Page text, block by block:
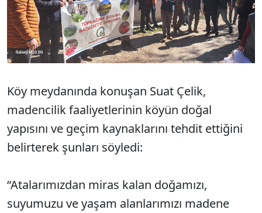
Köy meydanında konuşan Suat Çelik,
madencilik faaliyetlerinin köyün doğal
yapısını ve geçim kaynaklarını tehdit ettiğini
belirterek şunları söyledi:
“Atalarımızdan miras kalan doğamızı,
suyumuzu ve yaşam alanlarımızı madene